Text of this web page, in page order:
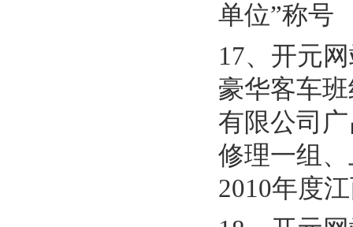
单位”称号
17、开元
豪华客车
有限公司
修理一组
2010年度